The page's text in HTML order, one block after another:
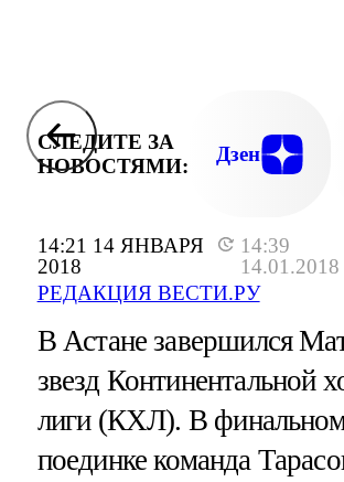
14:21 14 ЯНВАРЯ
2018
14:39
14.01.2018
РЕДАКЦИЯ ВЕСТИ.РУ
СЛЕДИТЕ ЗА
НОВОСТЯМИ:
Дзен
В Астане завершился
звезд Континентальной
лиги (КХЛ). В
поединке команда